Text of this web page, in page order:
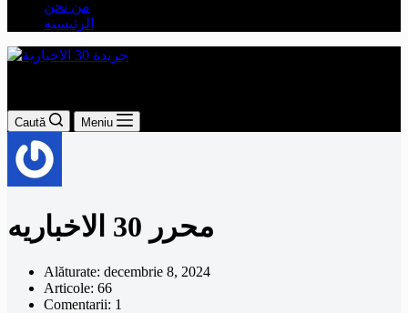
من نحن
الرئيسيه
Caută Meniu
محرر 30 الاخباريه
Alăturate: decembrie 8, 2024
Articole: 66
Comentarii: 1